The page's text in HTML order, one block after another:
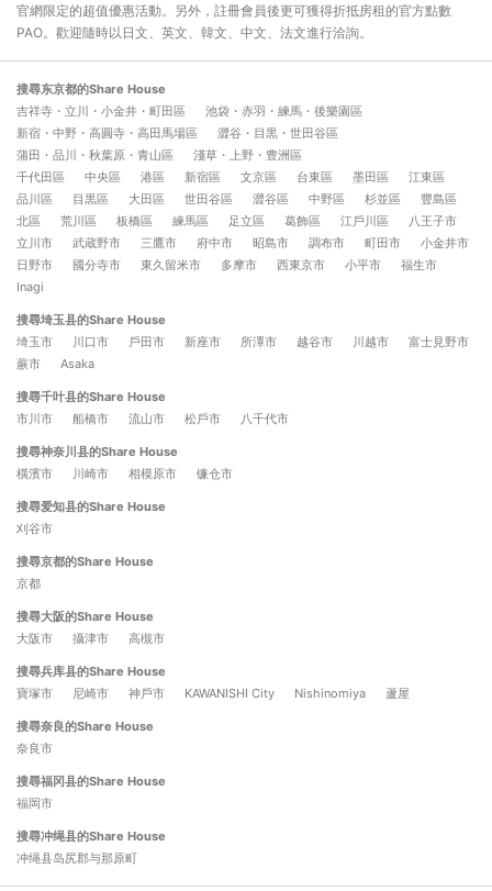
官網限定的超值優惠活動。另外，註冊會員後更可獲得折抵房租的官方點數
PAO。歡迎隨時以日文、英文、韓文、中文、法文進行洽詢。
搜尋东京都的Share House
吉祥寺・立川・小金井・町田區
池袋・赤羽・練馬・後樂園區
新宿・中野・高圓寺・高田馬場區
澀谷・目黒・世田谷區
蒲田・品川・秋葉原・青山區
淺草・上野・豊洲區
千代田區
中央區 港區 新宿區 文京區 台東區 墨田區
江東區
品川區
目黒區 大田區 世田谷區 澀谷區 中野區 杉並區
豐島區
北區
荒川區 板橋區 練馬區 足立區 葛飾區 江戶川區
八王子市
立川市
武蔵野市 三鷹市 府中市 昭島市 調布市 町田市
小金井市
日野市
國分寺市 東久留米市 多摩市 西東京市 小平市
福生市
Inagi
搜尋埼玉县的Share House
埼玉市
川口市 戶田市 新座市 所澤市 越谷市 川越市
富士見野市
蕨市
Asaka
搜尋千叶县的Share House
市川市
船橋市 流山市 松戶市 八千代市
搜尋神奈川县的Share House
橫濱市
川崎市 相模原市 镰仓市
搜尋爱知县的Share House
刈谷市
搜尋京都的Share House
京都
搜尋大阪的Share House
大阪市
攝津市 高槻市
搜尋兵库县的Share House
寶塚市
尼崎市 神戶市 KAWANISHI City Nishinomiya 蘆屋
搜尋奈良的Share House
奈良市
搜尋福冈县的Share House
福岡市
搜尋冲绳县的Share House
冲绳县岛尻郡与那原町